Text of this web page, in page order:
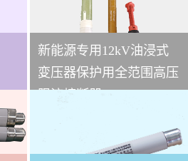
新能源专用12kV油浸式
变压器保护用全范围高压
...
XRNT3A-12变压器保护用